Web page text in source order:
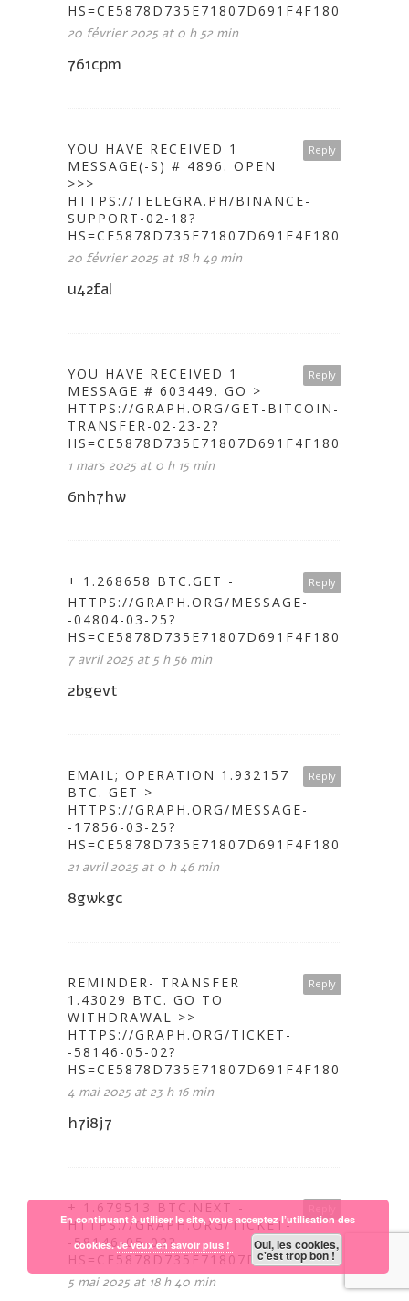
HS=CE5878D735E71807D691F4F1802A646C&
20 février 2025 at 0 h 52 min
761cpm
Reply
YOU HAVE RECEIVED 1
MESSAGE(-S) # 4896. OPEN
>>>
HTTPS://TELEGRA.PH/BINANCE-
SUPPORT-02-18?
HS=CE5878D735E71807D691F4F1802A646C&
20 février 2025 at 18 h 49 min
u42fal
Reply
YOU HAVE RECEIVED 1
MESSAGE # 603449. GO >
HTTPS://GRAPH.ORG/GET-BITCOIN-
TRANSFER-02-23-2?
HS=CE5878D735E71807D691F4F1802A646C&
1 mars 2025 at 0 h 15 min
6nh7hw
Reply
+ 1.268658 BTC.GET -
HTTPS://GRAPH.ORG/MESSAGE-
-04804-03-25?
HS=CE5878D735E71807D691F4F1802A646C&
7 avril 2025 at 5 h 56 min
2bgevt
Reply
EMAIL; OPERATION 1.932157
BTC. GET >
HTTPS://GRAPH.ORG/MESSAGE-
-17856-03-25?
HS=CE5878D735E71807D691F4F1802A646C&
21 avril 2025 at 0 h 46 min
8gwkgc
Reply
REMINDER- TRANSFER
1.43029 BTC. GO TO
WITHDRAWAL >>
HTTPS://GRAPH.ORG/TICKET-
-58146-05-02?
HS=CE5878D735E71807D691F4F1802A646C&
4 mai 2025 at 23 h 16 min
h7i8j7
+ 1.679513 BTC.NEXT -
HTTPS://GRAPH.ORG/TICKET-
-58146-05-02?
HS=CE5878D735E71807D691F4F1802A646C&
5 mai 2025 at 18 h 40 min
En continuant à utiliser le site, vous acceptez l’utilisation des
cookies.Je veux en savoir plus ! Oui, les cookies,
c'est trop bon !